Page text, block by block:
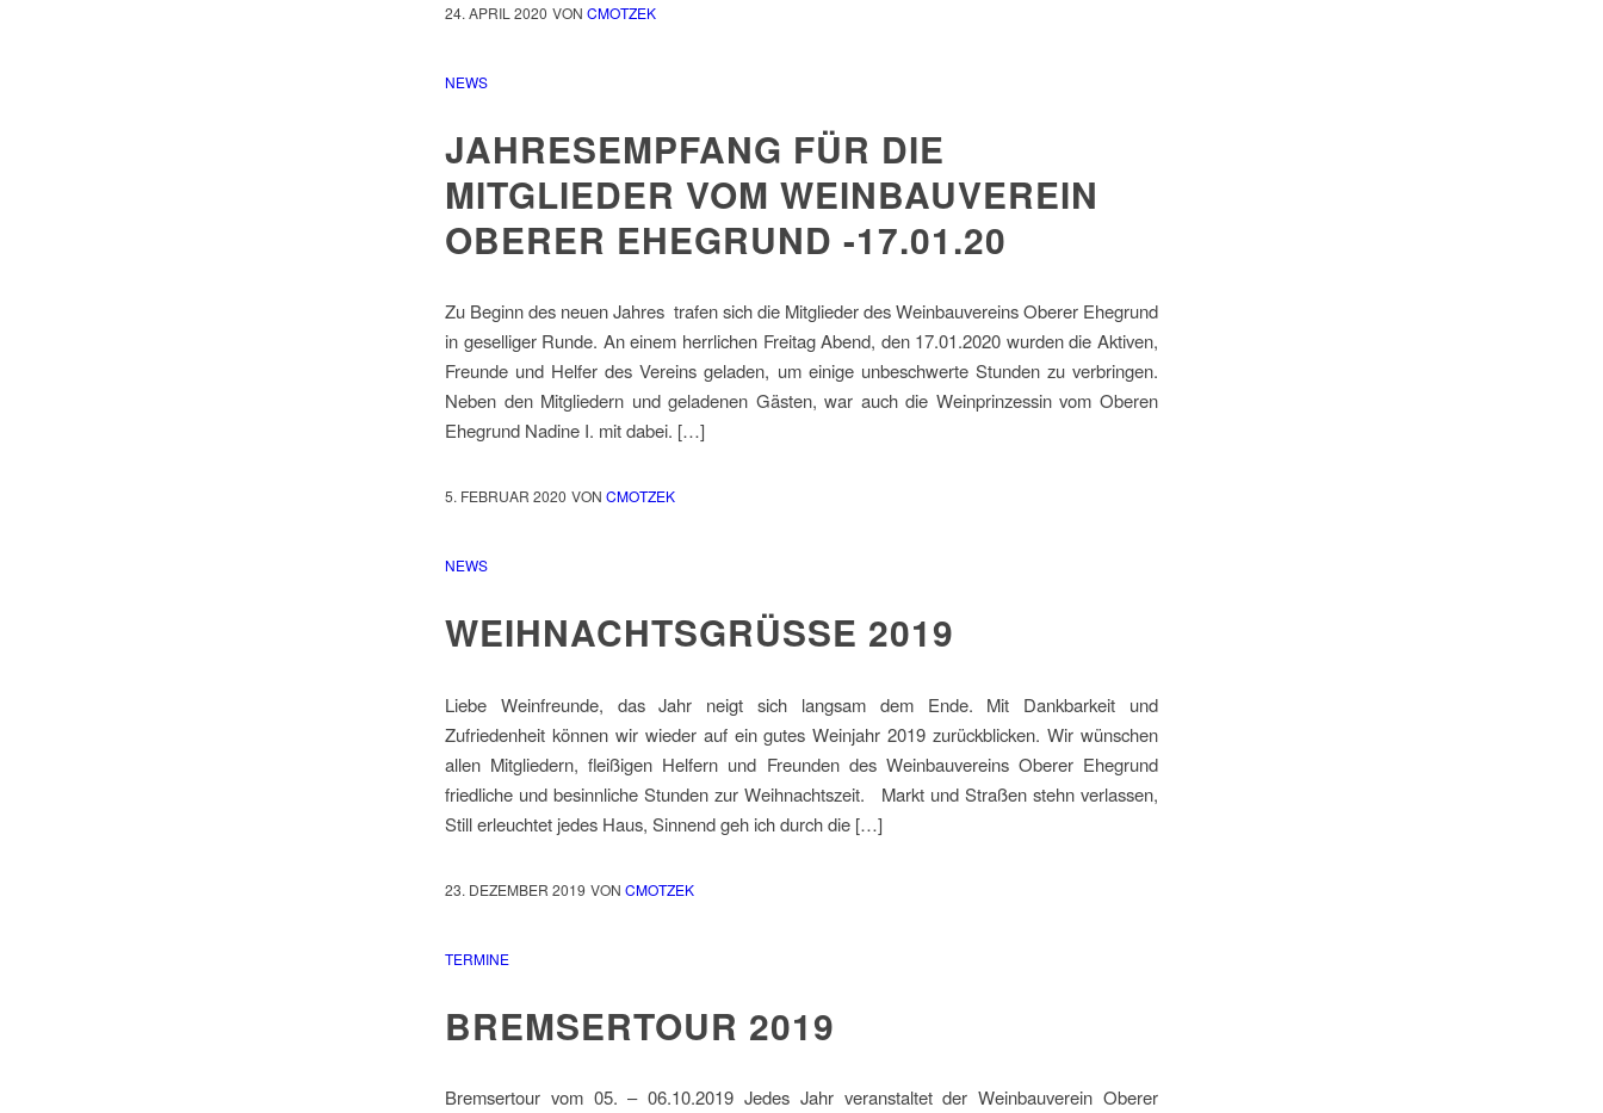
24. APRIL 2020 VON CMOTZEK
NEWS
JAHRESEMPFANG FÜR DIE
MITGLIEDER VOM WEINBAUVEREIN
OBERER EHEGRUND -17.01.20
Zu Beginn des neuen Jahres trafen sich die Mitglieder des Weinbauvereins Oberer Ehegrund
in geselliger Runde. An einem herrlichen Freitag Abend, den 17.01.2020 wurden die Aktiven,
Freunde und Helfer des Vereins geladen, um einige unbeschwerte Stunden zu verbringen.
Neben den Mitgliedern und geladenen Gästen, war auch die Weinprinzessin vom Oberen
Ehegrund Nadine I. mit dabei. […]
5. FEBRUAR 2020 VON CMOTZEK
NEWS
WEIHNACHTSGRÜSSE 2019
Liebe Weinfreunde, das Jahr neigt sich langsam dem Ende. Mit Dankbarkeit und
Zufriedenheit können wir wieder auf ein gutes Weinjahr 2019 zurückblicken. Wir wünschen
allen Mitgliedern, fleißigen Helfern und Freunden des Weinbauvereins Oberer Ehegrund
friedliche und besinnliche Stunden zur Weihnachtszeit. Markt und Straßen stehn verlassen,
Still erleuchtet jedes Haus, Sinnend geh ich durch die […]
23. DEZEMBER 2019 VON CMOTZEK
TERMINE
BREMSERTOUR 2019
Bremsertour vom 05. – 06.10.2019 Jedes Jahr veranstaltet der Weinbauverein Oberer